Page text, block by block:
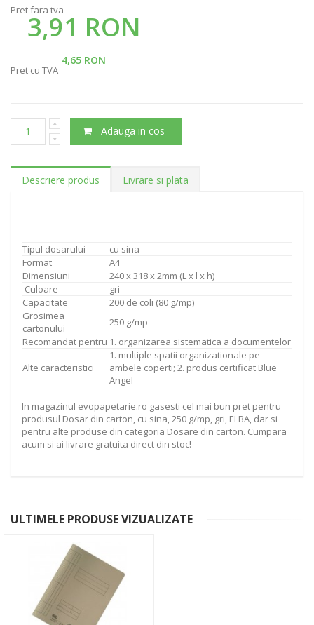
Pret fara tva
3,91 RON
4,65 RON
Pret cu TVA
Adauga in cos
Descriere produs Livrare si plata
Tipul dosarului
cu sina
Format
A4
Dimensiuni
240 x 318 x 2mm (L x l x h)
Culoare
gri
Capacitate
200 de coli (80 g/mp)
Grosimea
cartonului
250 g/mp
Recomandat pentru 1. organizarea sistematica a documentelor
Alte caracteristici
1. multiple spatii organizationale pe
ambele coperti; 2. produs certificat Blue
Angel
In magazinul evopapetarie.ro gasesti cel mai bun pret pentru
produsul Dosar din carton, cu sina, 250 g/mp, gri, ELBA, dar si
pentru alte produse din categoria Dosare din carton. Cumpara
acum si ai livrare gratuita direct din stoc!
ULTIMELE PRODUSE VIZUALIZATE